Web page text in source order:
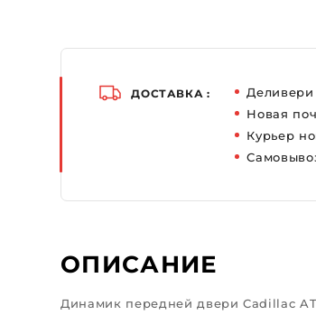
ОПИСАНИЕ
Динамик передней двери Cadillac
ДОСТАВКА :
Деливери
Новая
Курьер